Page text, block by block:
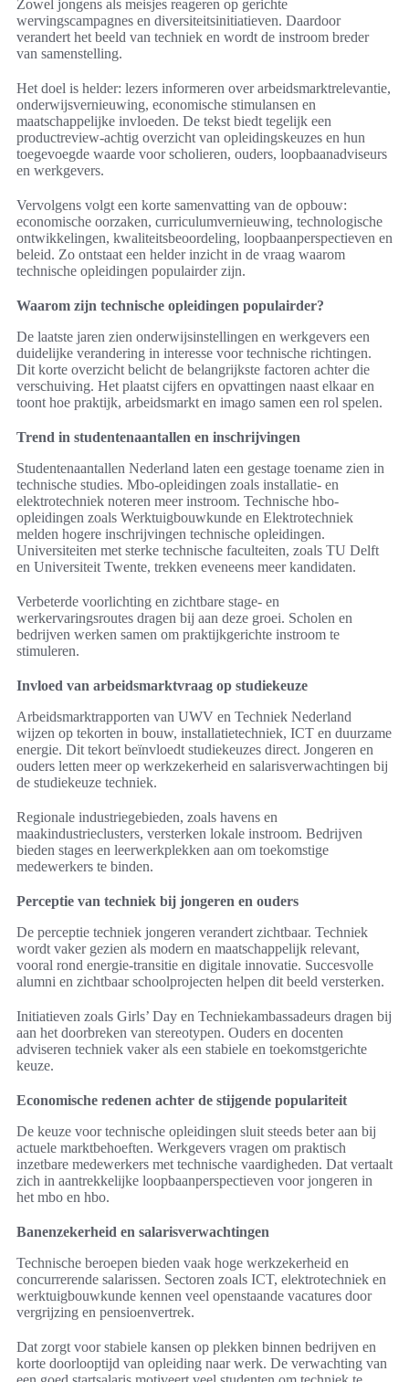
Zowel jongens als meisjes reageren op gerichte
wervingscampagnes en diversiteitsinitiatieven. Daardoor
verandert het beeld van techniek en wordt de instroom breder
van samenstelling.
Het doel is helder: lezers informeren over arbeidsmarktrelevantie,
onderwijsvernieuwing, economische stimulansen en
maatschappelijke invloeden. De tekst biedt tegelijk een
productreview-achtig overzicht van opleidingskeuzes en hun
toegevoegde waarde voor scholieren, ouders, loopbaanadviseurs
en werkgevers.
Vervolgens volgt een korte samenvatting van de opbouw:
economische oorzaken, curriculumvernieuwing, technologische
ontwikkelingen, kwaliteitsbeoordeling, loopbaanperspectieven en
beleid. Zo ontstaat een helder inzicht in de vraag waarom
technische opleidingen populairder zijn.
Waarom zijn technische opleidingen populairder?
De laatste jaren zien onderwijsinstellingen en werkgevers een
duidelijke verandering in interesse voor technische richtingen.
Dit korte overzicht belicht de belangrijkste factoren achter die
verschuiving. Het plaatst cijfers en opvattingen naast elkaar en
toont hoe praktijk, arbeidsmarkt en imago samen een rol spelen.
Trend in studentenaantallen en inschrijvingen
Studentenaantallen Nederland laten een gestage toename zien in
technische studies. Mbo-opleidingen zoals installatie- en
elektrotechniek noteren meer instroom. Technische hbo-
opleidingen zoals Werktuigbouwkunde en Elektrotechniek
melden hogere inschrijvingen technische opleidingen.
Universiteiten met sterke technische faculteiten, zoals TU Delft
en Universiteit Twente, trekken eveneens meer kandidaten.
Verbeterde voorlichting en zichtbare stage- en
werkervaringsroutes dragen bij aan deze groei. Scholen en
bedrijven werken samen om praktijkgerichte instroom te
stimuleren.
Invloed van arbeidsmarktvraag op studiekeuze
Arbeidsmarktrapporten van UWV en Techniek Nederland
wijzen op tekorten in bouw, installatietechniek, ICT en duurzame
energie. Dit tekort beïnvloedt studiekeuzes direct. Jongeren en
ouders letten meer op werkzekerheid en salarisverwachtingen bij
de studiekeuze techniek.
Regionale industriegebieden, zoals havens en
maakindustrieclusters, versterken lokale instroom. Bedrijven
bieden stages en leerwerkplekken aan om toekomstige
medewerkers te binden.
Perceptie van techniek bij jongeren en ouders
De perceptie techniek jongeren verandert zichtbaar. Techniek
wordt vaker gezien als modern en maatschappelijk relevant,
vooral rond energie-transitie en digitale innovatie. Succesvolle
alumni en zichtbaar schoolprojecten helpen dit beeld versterken.
Initiatieven zoals Girls’ Day en Techniekambassadeurs dragen bij
aan het doorbreken van stereotypen. Ouders en docenten
adviseren techniek vaker als een stabiele en toekomstgerichte
keuze.
Economische redenen achter de stijgende populariteit
De keuze voor technische opleidingen sluit steeds beter aan bij
actuele marktbehoeften. Werkgevers vragen om praktisch
inzetbare medewerkers met technische vaardigheden. Dat vertaalt
zich in aantrekkelijke loopbaanperspectieven voor jongeren in
het mbo en hbo.
Banenzekerheid en salarisverwachtingen
Technische beroepen bieden vaak hoge werkzekerheid en
concurrerende salarissen. Sectoren zoals ICT, elektrotechniek en
werktuigbouwkunde kennen veel openstaande vacatures door
vergrijzing en pensioenvertrek.
Dat zorgt voor stabiele kansen op plekken binnen bedrijven en
korte doorlooptijd van opleiding naar werk. De verwachting van